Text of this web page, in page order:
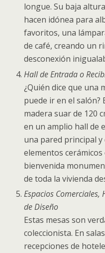
longue. Su baja
hacen idónea para
favoritos, una
de café, creando un
desconexión
Hall de Entrada o
¿Quién dice que una
puede ir en el salón?
madera suar de 120
en un amplio hall de
una pared principal
elementos cerámicos
bienvenida
de toda la vivienda
Espacios
de Diseño
Estas mesas son
coleccionista. En
recepciones de